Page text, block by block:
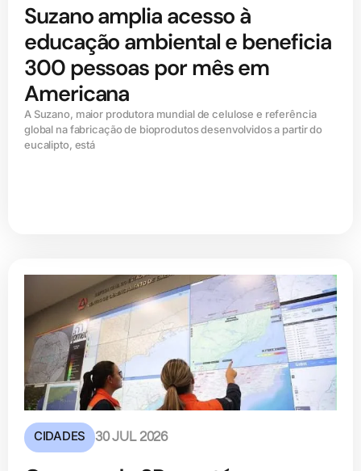
Suzano amplia acesso à
educação ambiental e beneficia
300 pessoas por mês em
Americana
A Suzano, maior produtora mundial de celulose e referência
global na fabricação de bioprodutos desenvolvidos a partir do
eucalipto, está
CIDADES 30 JUL 2026